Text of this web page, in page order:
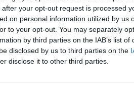
your opt-out request is processed
on personal information utilized by us
to your opt-out. You may separately
by third parties on the IAB’s list of
disclosed by us to third parties on the
disclose it to other third parties.